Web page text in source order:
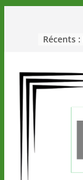
Récents :